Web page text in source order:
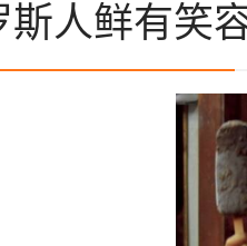
斯人鲜有笑